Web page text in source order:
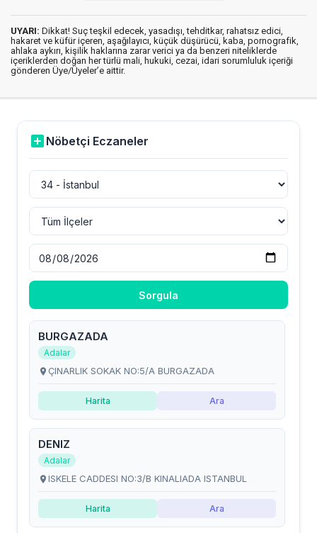
UYARI: Dikkat! Suç teşkil edecek, yasadışı, tehditkar, rahatsız edici,
hakaret ve küfür içeren, aşağılayıcı, küçük düşürücü, kaba, pornografik,
ahlaka aykırı, kişilik haklarına zarar verici ya da benzeri niteliklerde
içeriklerden doğan her türlü mali, hukuki, cezai, idari sorumluluk içeriği
gönderen Üye/Üyeler’e aittir.